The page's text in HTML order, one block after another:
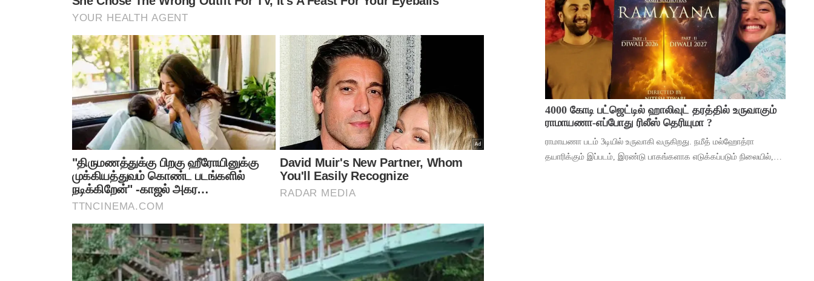
4000 கோடி பட்ஜெட்டில் ஹாலிவுட் தரத்தில் உருவாகும்
ராமாயணா-எப்போது ரிலீஸ் தெரியுமா ?
ராமாயணா படம் 3டியில் உருவாகி வருகிறது. நமீத் மல்ஹோத்ரா
தயாரிக்கும் இப்படம், இரண்டு பாகங்களாக எடுக்கப்படும் நிலையில்,